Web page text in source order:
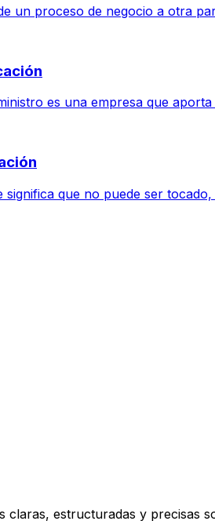
un proceso de negocio a otra
es una empresa que
que no puede ser
estructuradas y precisas